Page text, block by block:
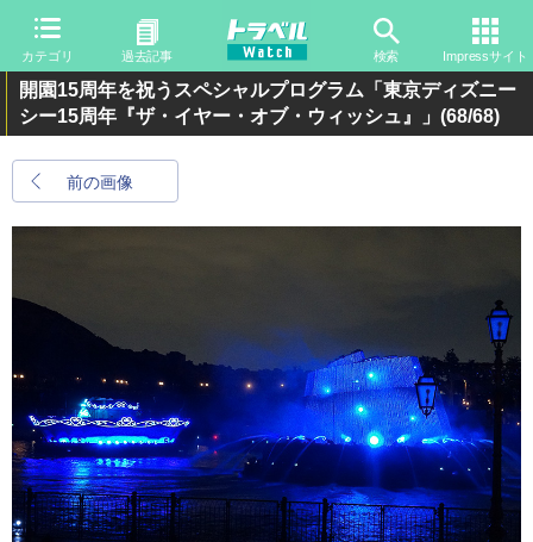
カテゴリ 過去記事 検索 Impressサイト
開園15周年を祝うスペシャルプログラム「東京ディズニー
シー15周年『ザ・イヤー・オブ・ウィッシュ』」 (68/68)
前の画像